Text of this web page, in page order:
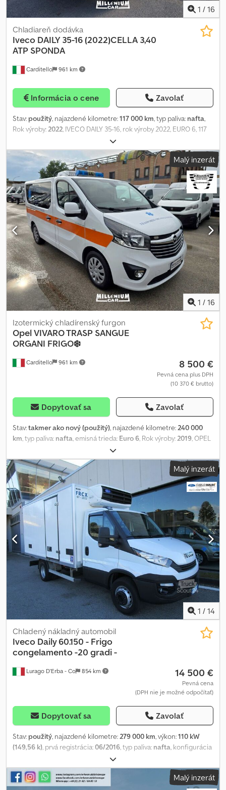
1 / 16
Carditello 961 km
Chladiareň dodávka
Iveco DAILY 35-16 (2022)CELLA 3,40
ATP SPONDA
Informácia o cene Zavolať
Stav: použitý, najazdené kilometre:117 000 km, typ paliva: nafta,
Rok výroby:2022, IVECO DAILY 35-16, rok výroby 2022, EURO 6, 117
000 km. Chladiarenská nadstavba LAURI, vnútorné rozmery 3,40 x
2,20 x 2 m. Chladiaci agregát THERMO KING V300 s napájaním na
sieť 380V (ATP platné do 06/2028, obnoviteľné). Hydraulické čelo
ANTEO s nosnosťou 800 kg. Klimatizácia, originálne rádio,
tempomat. Vozidlo po prvom majiteľovi. Možnosť financovania
alebo leasingu na mieste. Záruka 1 rok. Chodpfx Aboy Ia Scozea
Malý inzerát
1 / 16
Carditello 961 km
Izotermický chladírenský furgon
OpelVIVARO TRASP SANGUE
ORGANI FRIGO❄️
8 500 €
Pevná cena plus DPH
(10 370 € brutto)
Dopytovať sa Zavolať
Stav:takmer ako nový (použitý), najazdené kilometre:240 000
km, typ paliva: nafta, emisná trieda: Euro 6, Rok výroby:2019, OPEL
VIVARO ROK 2019, IZOTERMICKÝ S CHLADICÍ JEDNOTKOU,
URČENÝ PRO PŘEPRAVU KRVE NEBO ORGÁNŮ, S DVOJÍM
TEPLOTNÍM REŽIMEM, KOMPLETNÍ S MAJÁKEM A SIRÉNOU, 240
000 KM, VOZIDLO VE VÝBORNÉM STAVU BENITO 3383844139
Csdpfx Aewxx Nzobzsha MICHELE 3394588233
Malý inzerát
1 / 14
Lurago D'Erba - Co 854 km
Chladený nákladný automobil
Iveco Daily 60.150 - Frigo
congelamento -20 gradi -
14 500 €
Pevná cena
(DPH nie je možné odpočítať)
Dopytovať sa Zavolať
Stav: použitý, najazdené kilometre:279 000 km, výkon:110 kW
(149,56 k), prvá registrácia:06/2016, typ paliva: nafta, konfigurácia
, typ prevodu:
Euro 5, počet sedadiel:3, dĺžka ložného priestoru:4 200 mm, šírka
ložného priestoru:2 225 mm, výška ložného priestoru:2 000 mm,
Malý inzerát